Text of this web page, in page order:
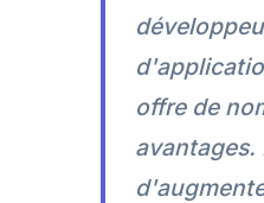
offre de
avantages.